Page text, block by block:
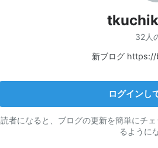
32人
新ブログ
ログインし
読者になると、ブログの更新を簡単にチ
るように